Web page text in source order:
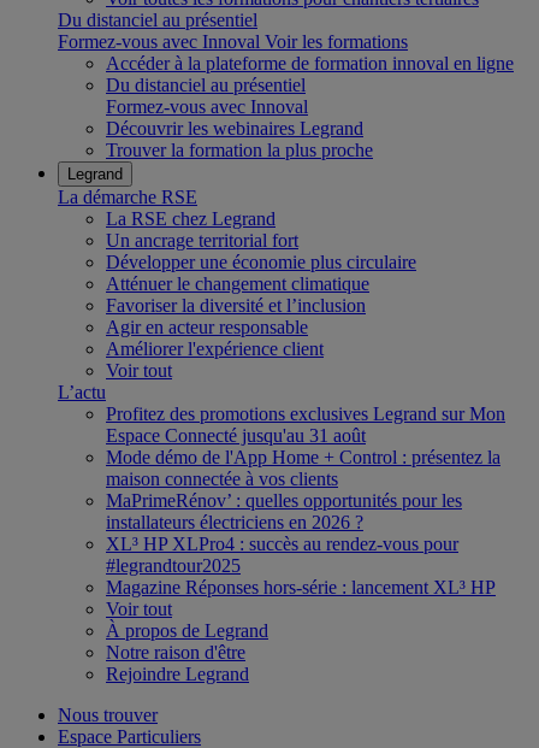
Du distanciel au présentiel
Formez-vous avec Innoval Voir les formations
Accéder à la plateforme de formation innoval en ligne
Du distanciel au présentiel
Formez-vous avec Innoval
Découvrir les webinaires Legrand
Trouver la formation la plus proche
Legrand
La démarche RSE
La RSE chez Legrand
Un ancrage territorial fort
Développer une économie plus circulaire
Atténuer le changement climatique
Favoriser la diversité et l’inclusion
Agir en acteur responsable
Améliorer l'expérience client
Voir tout
L’actu
Profitez des promotions exclusives Legrand sur Mon
Espace Connecté jusqu'au 31 août
Mode démo de l'App Home + Control : présentez la
maison connectée à vos clients
MaPrimeRénov’ : quelles opportunités pour les
installateurs électriciens en 2026 ?
XL³ HP XLPro4 : succès au rendez-vous pour
#legrandtour2025
Magazine Réponses hors-série : lancement XL³ HP
Voir tout
À propos de Legrand
Notre raison d'être
Rejoindre Legrand
Nous trouver
Espace Particuliers